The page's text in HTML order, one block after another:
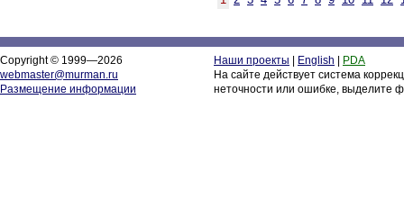
Copyright © 1999—2026
webmaster@murman.ru
Размещение информации
Наши проекты English
PDA
На сайте действует система
неточности или ошибке, выделите